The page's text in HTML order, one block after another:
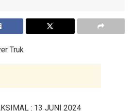
Truk
: 13 JUNI 2024